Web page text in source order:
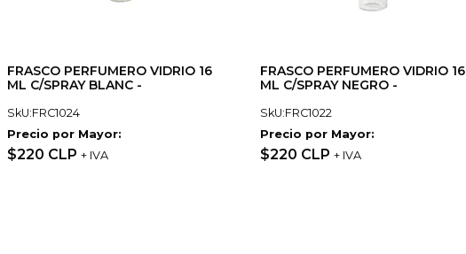
FRASCO PERFUMERO VIDRIO 16
ML C/SPRAY BLANC -
SkU:FRC1024
Precio por Mayor:
$220 CLP + IVA
FRASCO PERFUMERO VIDRIO 16
ML C/SPRAY NEGRO -
SkU:FRC1022
Precio por Mayor:
$220 CLP + IVA